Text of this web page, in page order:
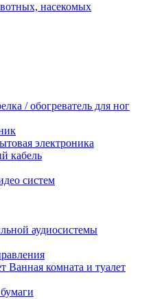
насекомых
/ обогреватель для ног
электроника
кабель
систем
аудиосистемы
Ванная комната и туалет